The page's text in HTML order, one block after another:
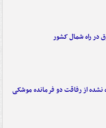
در راه شمال کشور
از رفاقت دو فرمانده‌ موشکی